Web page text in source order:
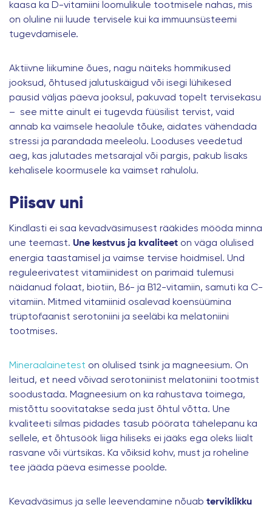
kaasa ka D-vitamiini loomulikule tootmisele nahas, mis
on oluline nii luude tervisele kui ka immuunsüsteemi
tugevdamisele.
Aktiivne liikumine õues, nagu näiteks hommikused
jooksud, õhtused jalutuskäigud või isegi lühikesed
pausid väljas päeva jooksul, pakuvad topelt tervisekasu
– see mitte ainult ei tugevda füüsilist tervist, vaid
annab ka vaimsele heaolule tõuke, aidates vähendada
stressi ja parandada meeleolu. Looduses veedetud
aeg, kas jalutades metsarajal või pargis, pakub lisaks
kehalisele koormusele ka vaimset rahulolu.
Piisav uni
Kindlasti ei saa kevadväsimusest rääkides mööda minna
une teemast. Une kestvus ja kvaliteet on väga olulised
energia taastamisel ja vaimse tervise hoidmisel. Und
reguleerivatest vitamiinidest on parimaid tulemusi
näidanud folaat, biotiin, B6- ja B12-vitamiin, samuti ka C-
vitamiin. Mitmed vitamiinid osalevad koensüümina
trüptofaanist serotoniini ja seeläbi ka melatoniini
tootmises.
Mineraalainetest on olulised tsink ja magneesium. On
leitud, et need võivad serotoniinist melatoniini tootmist
soodustada. Magneesium on ka rahustava toimega,
mistõttu soovitatakse seda just õhtul võtta. Une
kvaliteeti silmas pidades tasub pöörata tähelepanu ka
sellele, et õhtusöök liiga hiliseks ei jääks ega oleks liialt
rasvane või vürtsikas. Ka võiksid kohv, must ja roheline
tee jääda päeva esimesse poolde.
Kevadväsimus ja selle leevendamine nõuab terviklikku